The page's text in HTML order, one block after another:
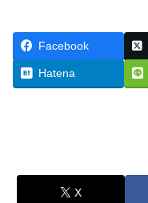
Facebook
Hatena
X